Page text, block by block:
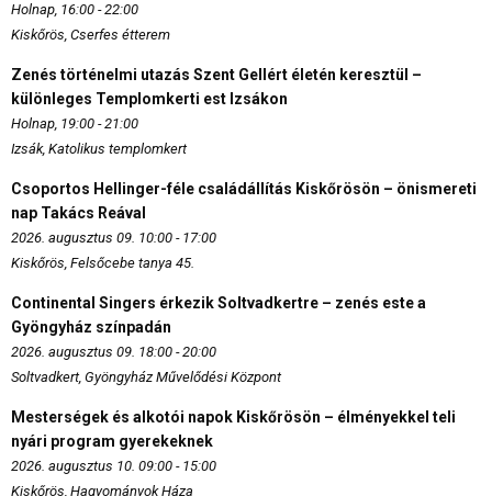
Holnap, 16:00 - 22:00
Kiskőrös, Cserfes étterem
Zenés történelmi utazás Szent Gellért életén keresztül –
különleges Templomkerti est Izsákon
Holnap, 19:00 - 21:00
Izsák, Katolikus templomkert
Csoportos Hellinger-féle családállítás Kiskőrösön – önismereti
nap Takács Reával
2026. augusztus 09. 10:00 - 17:00
Kiskőrös, Felsőcebe tanya 45.
Continental Singers érkezik Soltvadkertre – zenés este a
Gyöngyház színpadán
2026. augusztus 09. 18:00 - 20:00
Soltvadkert, Gyöngyház Művelődési Központ
Mesterségek és alkotói napok Kiskőrösön – élményekkel teli
nyári program gyerekeknek
2026. augusztus 10. 09:00 - 15:00
Kiskőrös, Hagyományok Háza